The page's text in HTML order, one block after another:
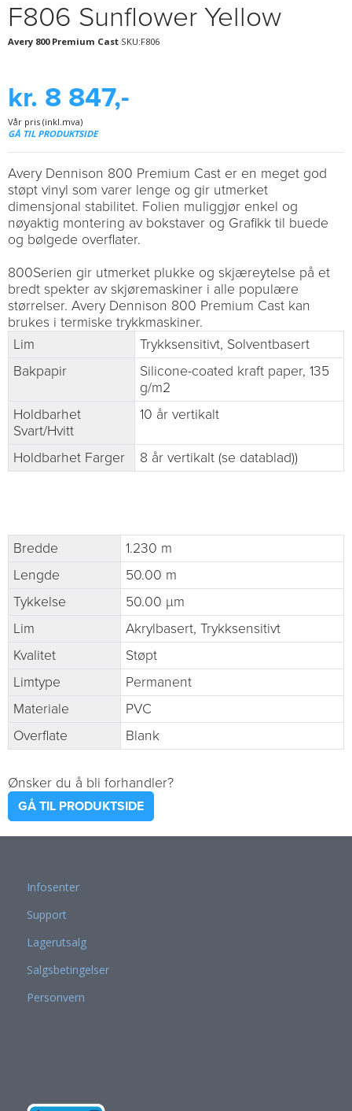
F806 Sunflower Yellow
Avery 800 Premium Cast SKU:F806
kr. 8 847,-
Vår pris (inkl.mva)
GÅ TIL PRODUKTSIDE
Avery Dennison 800 Premium Cast er en meget god
støpt vinyl som varer lenge og gir utmerket
dimensjonal stabilitet. Folien muliggjør enkel og
nøyaktig montering av bokstaver og Grafikk til buede
og bølgede overflater.
800Serien gir utmerket plukke og skjæreytelse på et
bredt spekter av skjøremaskiner i alle populære
størrelser. Avery Dennison 800 Premium Cast kan
brukes i termiske trykkmaskiner.
Lim
Trykksensitivt, Solventbasert
Bakpapir
Silicone-coated kraft paper, 135
g/m2
Holdbarhet
Svart/Hvitt
10 år vertikalt
Holdbarhet Farger 8 år vertikalt (se datablad))
Bredde
1.230 m
Lengde
50.00 m
Tykkelse
50.00 µm
Lim
Akrylbasert, Trykksensitivt
Kvalitet
Støpt
Limtype
Permanent
Materiale
PVC
Overflate
Blank
Ønsker du å bli forhandler?
GÅ TIL PRODUKTSIDE
Infosenter
Support
Lagerutsalg
Salgsbetingelser
Personvern